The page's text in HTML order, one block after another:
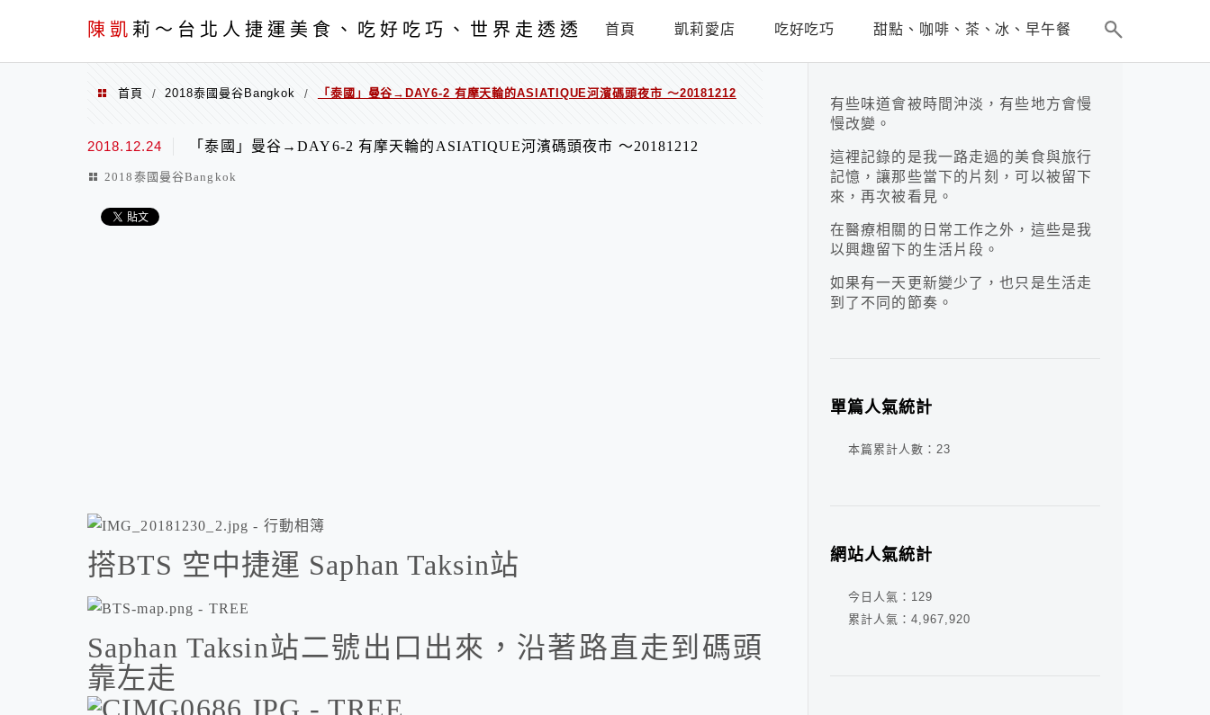
陳凱 莉～台北人捷運美食、吃好吃巧、世界走透透
menu
首頁 凱莉愛店 吃好吃巧 甜點、咖啡、茶、冰、早午餐
首頁 / 2018泰國曼谷Bangkok / 「泰國」曼谷→DAY6-2 有摩天輪的ASIATIQUE河濱碼頭夜市 ～20181212
2018.12.24 「泰國」曼谷→DAY6-2 有摩天輪的ASIATIQUE河濱碼頭夜市 ～20181212
2018泰國曼谷Bangkok
搭BTS 空中捷運 Saphan Taksin站
Saphan Taksin站二號出口出來，沿著路直走到碼頭
靠左走
有些味道會被時間沖淡，有些地方會慢
慢改變。
這裡記錄的是我一路走過的美食與旅行
記憶，讓那些當下的片刻，可以被留下
來，再次被看見。
在醫療相關的日常工作之外，這些是我
以興趣留下的生活片段。
如果有一天更新變少了，也只是生活走
到了不同的節奏。
單篇人氣統計
本篇累計人數： 23
網站人氣統計
今日人氣： 129
累計人氣： 4,967,920